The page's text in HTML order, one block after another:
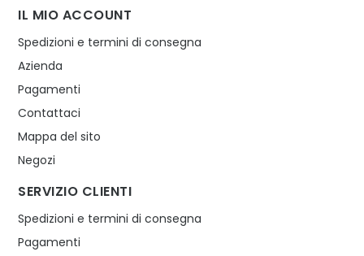
IL MIO ACCOUNT
Spedizioni e termini di consegna
Azienda
Pagamenti
Contattaci
Mappa del sito
Negozi
SERVIZIO CLIENTI
Spedizioni e termini di consegna
Pagamenti